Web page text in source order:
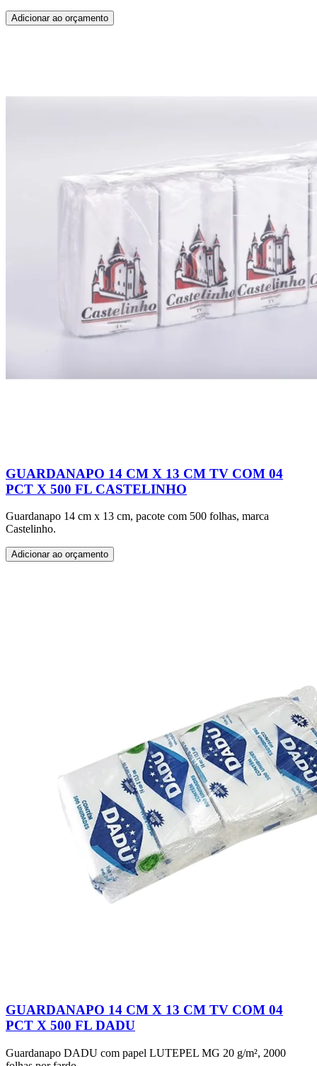
Adicionar ao orçamento
GUARDANAPO 14 CM X 13 CM TV COM 04
PCT X 500 FL CASTELINHO
Guardanapo 14 cm x 13 cm, pacote com 500 folhas, marca
Castelinho.
Adicionar ao orçamento
GUARDANAPO 14 CM X 13 CM TV COM 04
PCT X 500 FL DADU
Guardanapo DADU com papel LUTEPEL MG 20 g/m², 2000